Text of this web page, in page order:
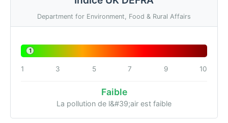
Department for Environment, Food & Rural Affairs
1
1 3 5 7 9 10
Faible
La pollution de l&#39;air est faible